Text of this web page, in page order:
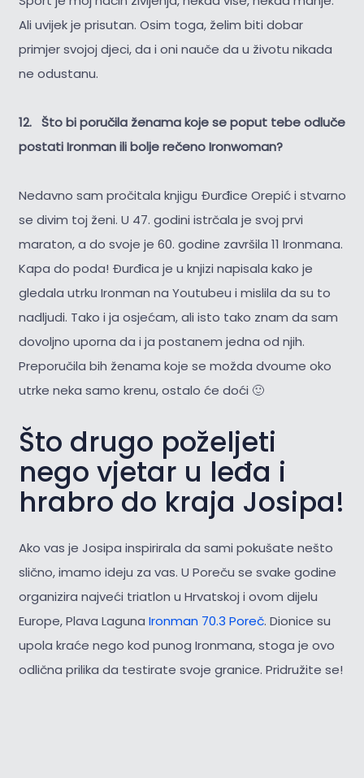
Ali uvijek je prisutan. Osim toga, želim biti dobar
primjer svojoj djeci, da i oni nauče da u životu nikada
ne odustanu.
12. Što bi poručila ženama koje se poput tebe odluče
postati Ironman ili bolje rečeno Ironwoman?
Nedavno sam pročitala knjigu Đurđice Orepić i stvarno
se divim toj ženi. U 47. godini istrčala je svoj prvi
maraton, a do svoje je 60. godine završila 11 Ironmana.
Kapa do poda! Đurđica je u knjizi napisala kako je
gledala utrku Ironman na Youtubeu i mislila da su to
nadljudi. Tako i ja osjećam, ali isto tako znam da sam
dovoljno uporna da i ja postanem jedna od njih.
Preporučila bih ženama koje se možda dvoume oko
utrke neka samo krenu, ostalo će doći 🙂
Što drugo poželjeti
nego vjetar u leđa i
hrabro do kraja Josipa!
Ako vas je Josipa inspirirala da sami pokušate nešto
slično, imamo ideju za vas. U Poreču se svake godine
organizira najveći triatlon u Hrvatskoj i ovom dijelu
Europe, Plava Laguna Ironman 70.3 Poreč. Dionice su
upola kraće nego kod punog Ironmana, stoga je ovo
odlična prilika da testirate svoje granice. Pridružite se!